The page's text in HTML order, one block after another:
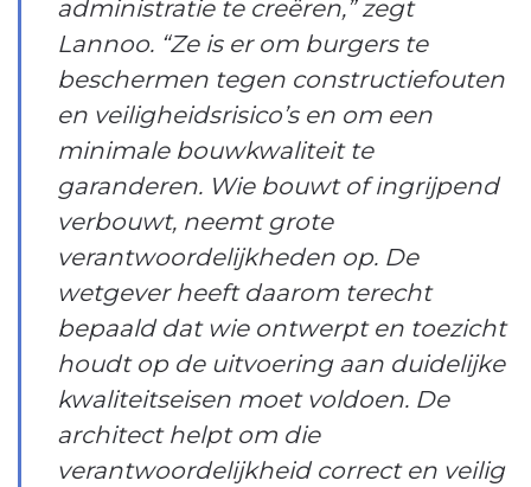
administratie te creëren,” zegt
Lannoo. “Ze is er om burgers te
beschermen tegen constructiefouten
en veiligheidsrisico’s en om een
minimale bouwkwaliteit te
garanderen. Wie bouwt of ingrijpend
verbouwt, neemt grote
verantwoordelijkheden op. De
wetgever heeft daarom terecht
bepaald dat wie ontwerpt en toezicht
houdt op de uitvoering aan duidelijke
kwaliteitseisen moet voldoen. De
architect helpt om die
verantwoordelijkheid correct en veilig